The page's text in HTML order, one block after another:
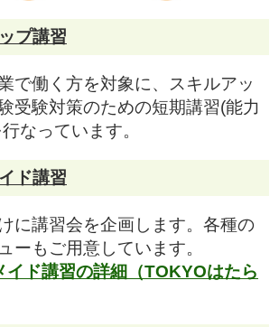
プ講習
で働く方を対象に、スキルアッ
受験対策のための短期講習(能力
なっています。
ド講習
に講習会を企画します。各種の
ーもご用意しています。
イド講習の詳細（TOKYOはたら